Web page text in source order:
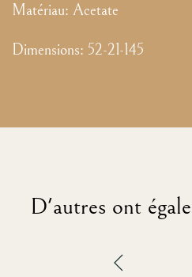
Matériau: Acetate
Dimensions: 52-21-145
D'autres ont